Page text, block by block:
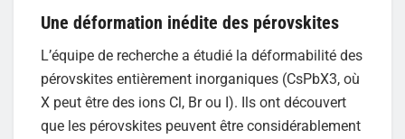
Une déformation inédite des pérovskites
L’équipe de recherche a étudié la déformabilité des
pérovskites entièrement inorganiques (CsPbX3, où
X peut être des ions Cl, Br ou I). Ils ont découvert
que les pérovskites peuvent être considérablement